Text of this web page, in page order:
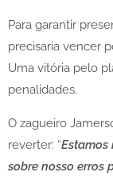
Para garantir
precisaria vencer
Uma vitória pelo
penalidades.
O zagueiro
reverter: “
sobre nosso erros